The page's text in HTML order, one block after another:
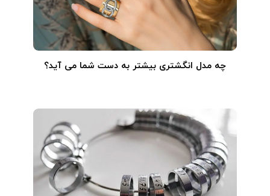
چه مدل انگشتری بیشتر به دست شما می آید؟